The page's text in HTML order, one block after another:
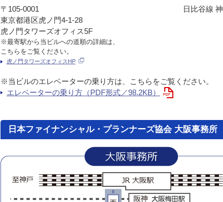
〒105-0001
東京都港区虎ノ門4-1-28
虎ノ門タワーズオフィス5F
※最寄駅から当ビルへの道順の詳細は、
こちらをご覧ください。
虎ノ門タワーズオフィスHP
日比谷線
※当ビルのエレベーターの乗り方は、こちらをご覧ください。
エレベーターの乗り方（PDF形式／98.2KB）
日本ファイナンシャル・プランナーズ協会 大阪事務所